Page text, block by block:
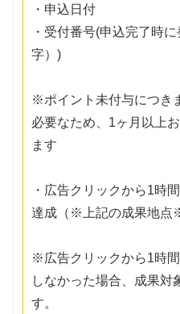
・申込日付
・受付番号(申込完了時
字）)
※ポイント未付与につき
必要なため、1ヶ月以上
ます
・広告クリックから1時
達成（※上記の成果地点
※広告クリックから1時
しなかった場合、成果対
す。